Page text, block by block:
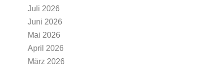
Juli 2026
Juni 2026
Mai 2026
April 2026
März 2026